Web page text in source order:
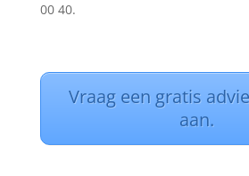
00 40.
Vraag een gratis
aan.